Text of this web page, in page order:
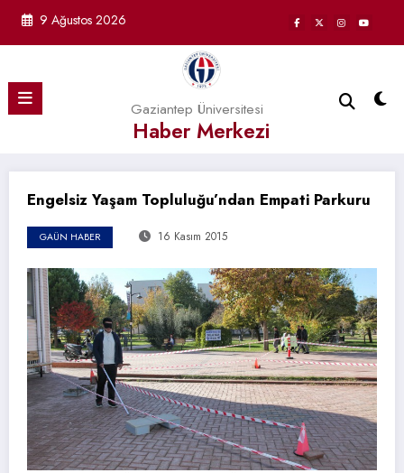
9 Ağustos 2026
Gaziantep Üniversitesi
Haber Merkezi
Engelsiz Yaşam Topluluğu’ndan Empati Parkuru
GAÜN HABER 16 Kasım 2015